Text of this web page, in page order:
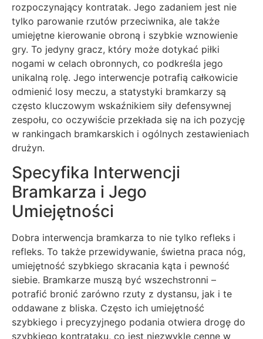
rozpoczynający kontratak. Jego zadaniem jest nie
tylko parowanie rzutów przeciwnika, ale także
umiejętne kierowanie obroną i szybkie wznowienie
gry. To jedyny gracz, który może dotykać piłki
nogami w celach obronnych, co podkreśla jego
unikalną rolę. Jego interwencje potrafią całkowicie
odmienić losy meczu, a statystyki bramkarzy są
często kluczowym wskaźnikiem siły defensywnej
zespołu, co oczywiście przekłada się na ich pozycję
w rankingach bramkarskich i ogólnych zestawieniach
drużyn.
Specyfika Interwencji
Bramkarza i Jego
Umiejętności
Dobra interwencja bramkarza to nie tylko refleks i
refleks. To także przewidywanie, świetna praca nóg,
umiejętność szybkiego skracania kąta i pewność
siebie. Bramkarze muszą być wszechstronni –
potrafić bronić zarówno rzuty z dystansu, jak i te
oddawane z bliska. Często ich umiejętność
szybkiego i precyzyjnego podania otwiera drogę do
szybkiego kontrataku, co jest niezwykle cenne w